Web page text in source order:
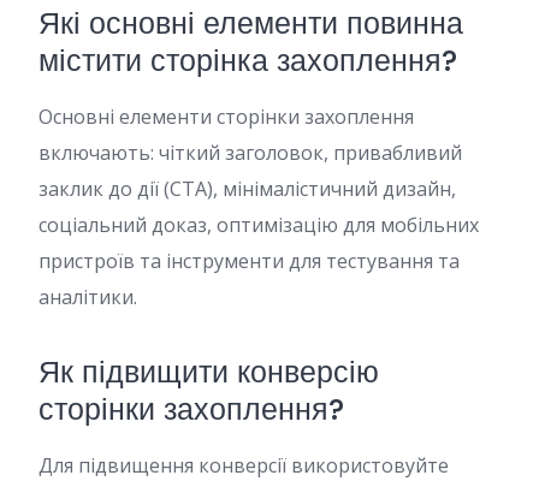
Які основні елементи повинна
містити сторінка захоплення?
Основні елементи сторінки захоплення
включають: чіткий заголовок, привабливий
заклик до дії (CTA), мінімалістичний дизайн,
соціальний доказ, оптимізацію для мобільних
пристроїв та інструменти для тестування та
аналітики.
Як підвищити конверсію
сторінки захоплення?
Для підвищення конверсії використовуйте